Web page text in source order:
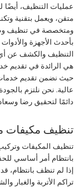
عمليات التنظيف، أيضًا
متقن، ويعمل بتقنية
ومتخصصة في تنظيف
بأحدث الأجهزة
التنظيف والكشف عن
هي الرائدة في تقديم
حيث نضمن تقديم خدمات
عالية. نحن نلتزم
دائمًا لتحقيق رضا
تنظيف مكيفات
تنظيف المكيفات
بانتظام أمر أساسي
إذا لم تنظف
تراكم الأتربة والغبار